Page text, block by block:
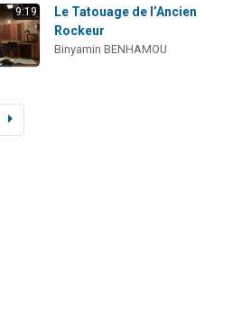
9:19
Le Tatouage de l’Ancien
Rockeur
Binyamin BENHAMOU